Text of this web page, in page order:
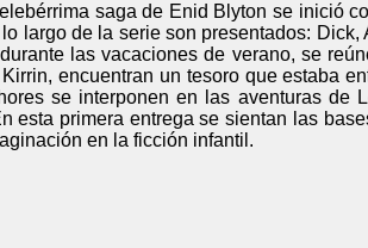
saga de Enid Blyton se inició
largo de la serie son presentados: Dick,
las vacaciones de verano, se
encuentran un tesoro que estaba
se interponen en las aventuras de
esta primera entrega se sientan las
en la ficción infantil.